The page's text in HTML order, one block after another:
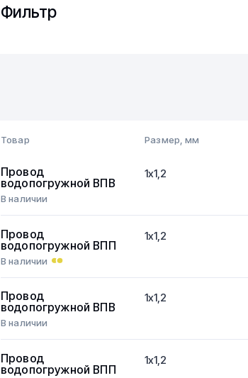
Фильтр
Товар Размер, мм
Провод
водопогружной ВПВ
В наличии
1х1,2
Провод
водопогружной ВПП
В наличии
1х1,2
Провод
водопогружной ВПВ
В наличии
1х1,2
Провод
водопогружной ВПП
1х1,2